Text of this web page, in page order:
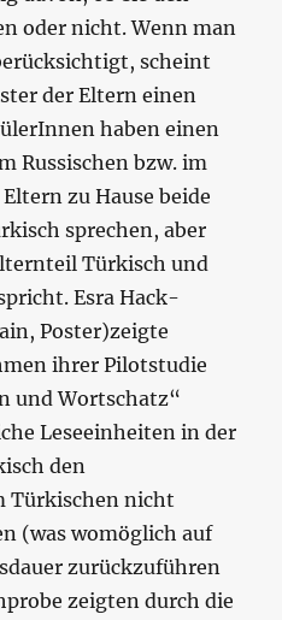
oder nicht. Wenn man
scheint
der Eltern einen
haben einen
Russischen bzw. im
zu Hause beide
sprechen, aber
Türkisch und
Esra Hack-
Poster)zeigte
ihrer Pilotstudie
und Wortschatz“
Leseeinheiten in der
den
Türkischen nicht
(was womöglich auf
zurückzuführen
zeigten durch die